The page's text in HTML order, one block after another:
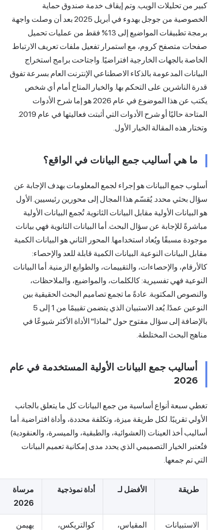
كبير من تحليلات الويب. وتم إيقاف خدمة صندوق حماية
الخصوصية من جوجل بهدوء في أبريل 2025 بعد أن وصلت واجهة
برمجة تطبيقات المواضيع إلى 13% فقط من عمليات تحميل
صفحات متصفح كروم، مع استمرار تفعيل ملفات تعريف الارتباط
الخاصة بالجهات الخارجية افتراضيًا. واجتاحت برامج استخراج
البيانات المدعومةبالذكاء الاصطناعيالإنترنت العام بسرعة تفوق
قدرة الناشرين على التحكم بها. والخيار المتاح أمام أي شخص
يكتب عن هذا الموضوع في عام 2026 هو إما شرح الأدوات
المتاحة حاليًا أو شرح الأدوات التي أثبتت فعاليتها في عام 2019.
وتختار هذه المقالة الخيار الأول.
ما هي أساليب جمع البيانات في الواقع؟
أسلوب جمع البيانات هو إجراء لجمع المعلومات بهدف الإجابة عن
سؤال بحثي محدد. يُقسّم هذا المجال إلى محورين رئيسيين. الأول
هو البيانات الأوليةمقابل البياناتالثانوية. تُجمع البيانات الأولية
مباشرةً للإجابة عن سؤال البحث. أما البيانات الثانوية فهي بيانات
موجودة مسبقًا ويُعاد استخدامها. المحور الثاني هو البيانات الكمية
مقابل البيانات النوعية. البيانات الكمية قابلة للعد والإحصاء:
كالأرقام، والإحصاءات، والتقييمات، والطوابع الزمنية. أما البيانات
النوعية فهي تفسيرية: كالكلمات، والمواضيع، والملاحظات،
والنصوص المكتوبة. عادةً ما تجمع تصاميم البحث الحقيقية بين
النوعين عمدًا. يُعد الاستبيان الذي يتضمن تقييمًا من 1 إلى 5
بالإضافة إلى سؤال مفتوح حول "لماذا" الأداة الأكثر شيوعًا في
مناهج البحث المختلطة.
أساليب جمع البيانات الأولية المستخدمة في عام
2026
تغطي سبعة أنواع أساسية من جمع البيانات كل ما يتعلق بالجانب
الأولي تقريبًا. لكل طريقة ميزة، وتكلفة محددة، وأداة افتراضية. أما
أساليب أخذ العينات (العشوائية، والطبقية، والميسرة، والعنقودية)
فتُعتبر الخيار التصميمي الذي يحدد مدى إمكانية تعميم البيانات
التي تم جمعها.
طريقة الأفضل لـ أداة نموذجية
مرساة
2026
الاستبيانات
المقياس،
كوالتريكس،
يهيمن